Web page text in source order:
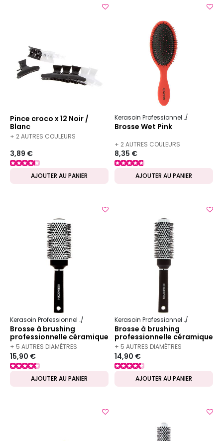
Pince croco x 12 Noir /
Blanc
+ 2 AUTRES COULEURS
3,89 €
AJOUTER AU PANIER
Kerasoin Professionnel
Brosse Wet Pink
+ 2 AUTRES COULEURS
DISPONIBLES
8,35 €
AJOUTER AU PANIER
Kerasoin Professionnel Matériel Coiffure Brosse à brushing
Brosse à brushing
professionnelle céramique
43mm
+ 5 AUTRES DIAMÈTRES
DISPONIBLES
15,90 €
AJOUTER AU PANIER
Kerasoin Professionnel
Brosse à brushing
professionnelle céramique
33mm
+ 5 AUTRES DIAMÈTRES
DISPONIBLES
14,90 €
AJOUTER AU PANIER